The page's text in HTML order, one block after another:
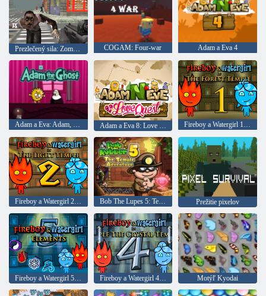
COGAM: Four-war Adam a Eva 4
Adam a Eva: Adam, duch Fireboy a Watergirl 1: The Forest Temple
Fireboy a Watergirl 2: Svetlý chrám Bob The Lupes 5: Temple Adventure Prežitie pixelov
Fireboy a Watergirl 5: prvky Fireboy a Watergirl 4: Crystal Temple Motýľ Kyodai